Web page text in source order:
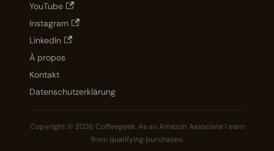
YouTube
Instagram
LinkedIn
À propos
Kontakt
Datenschutzerklärung
Copyright © 2026 Coffeegeek. As an Amazon Associate I earn
from qualifying purchases.